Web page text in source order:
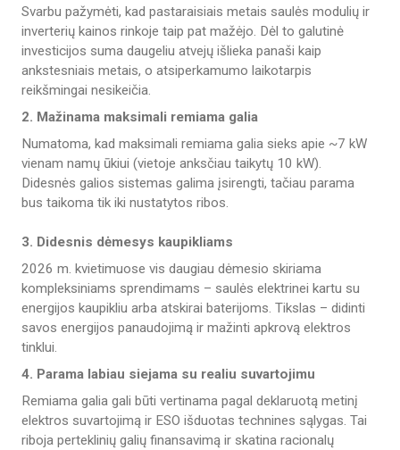
Svarbu pažymėti, kad pastaraisiais metais saulės modulių ir
inverterių kainos rinkoje taip pat mažėjo. Dėl to galutinė
investicijos suma daugeliu atvejų išlieka panaši kaip
ankstesniais metais, o atsiperkamumo laikotarpis
reikšmingai nesikeičia.
2. Mažinama maksimali remiama galia
Numatoma, kad maksimali remiama galia sieks apie ~7 kW
vienam namų ūkiui (vietoje anksčiau taikytų 10 kW).
Didesnės galios sistemas galima įsirengti, tačiau parama
bus taikoma tik iki nustatytos ribos.
3. Didesnis dėmesys kaupikliams
2026 m. kvietimuose vis daugiau dėmesio skiriama
kompleksiniams sprendimams – saulės elektrinei kartu su
energijos kaupikliu arba atskirai baterijoms. Tikslas – didinti
savos energijos panaudojimą ir mažinti apkrovą elektros
tinklui.
4. Parama labiau siejama su realiu suvartojimu
Remiama galia gali būti vertinama pagal deklaruotą metinį
elektros suvartojimą ir ESO išduotas technines sąlygas. Tai
riboja perteklinių galių finansavimą ir skatina racionalų